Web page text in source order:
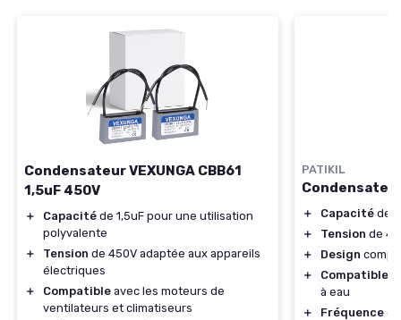
Condensateur VEXUNGA CBB61
1,5uF 450V
＋ Capacité de 1,5uF pour une utilisation
polyvalente
＋
Tension de 450V adaptée aux appareils
électriques
＋
Compatible avec les moteurs de
ventilateurs et climatiseurs
PATIKIL
＋ Capacité de
＋
Tension de
＋
Design
＋
Compatible
à eau
＋
Fréquence